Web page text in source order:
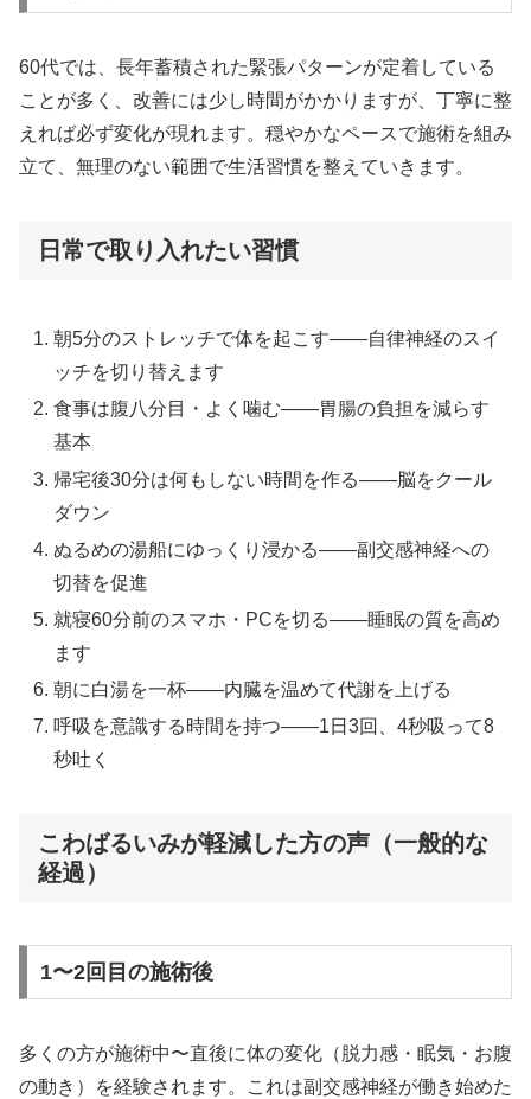
60代では、長年蓄積された緊張パターンが定着している
ことが多く、改善には少し時間がかかりますが、丁寧に整
えれば必ず変化が現れます。穏やかなペースで施術を組み
立て、無理のない範囲で生活習慣を整えていきます。
日常で取り入れたい習慣
朝5分のストレッチで体を起こす——自律神経のスイ
ッチを切り替えます
食事は腹八分目・よく噛む——胃腸の負担を減らす
基本
帰宅後30分は何もしない時間を作る——脳をクール
ダウン
ぬるめの湯船にゆっくり浸かる——副交感神経への
切替を促進
就寝60分前のスマホ・PCを切る——睡眠の質を高め
ます
朝に白湯を一杯——内臓を温めて代謝を上げる
呼吸を意識する時間を持つ——1日3回、4秒吸って8
秒吐く
こわばるいみが軽減した方の声（一般的な
経過）
1〜2回目の施術後
多くの方が施術中〜直後に体の変化（脱力感・眠気・お腹
の動き）を経験されます。これは副交感神経が働き始めた